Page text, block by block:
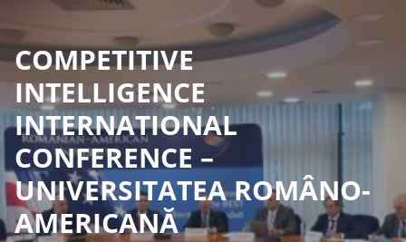
COMPETITIVE
INTELLIGENCE
INTERNATIONAL
CONFERENCE –
UNIVERSITATEA ROMÂNO-
AMERICANĂ